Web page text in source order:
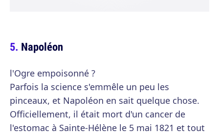
Napoléon
l'Ogre empoisonné ?
Parfois la science s'emmêle un peu les
pinceaux, et Napoléon en sait quelque chose.
Officiellement, il était mort d'un cancer de
l'estomac à Sainte-Hélène le 5 mai 1821 et tout